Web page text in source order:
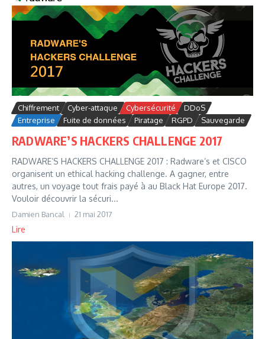
Chiffrement Cyber-attaque Cybersécurité
DDoS
Entreprise
Fuite de données Piratage RGPD Sauvegarde
RADWARE’S HACKERS CHALLENGE 2017
RADWARE’S HACKERS CHALLENGE 2017 : Radware’s et CISCO
organisent un ethical hacking challenge. A gagner, entre
autres, un voyage tout frais payé à au Black Hat Europe 2017.
Vouloir découvrir la sécuri...
Damien Bancal 21 mai 2017
Lire